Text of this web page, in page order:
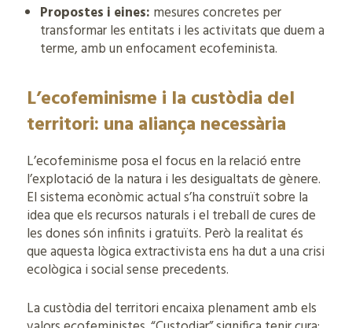
Propostes i eines: mesures concretes per
transformar les entitats i les activitats que duem a
terme, amb un enfocament ecofeminista.
L’ecofeminisme i la custòdia del
territori: una aliança necessària
L’ecofeminisme posa el focus en la relació entre
l’explotació de la natura i les desigualtats de gènere.
El sistema econòmic actual s’ha construït sobre la
idea que els recursos naturals i el treball de cures de
les dones són infinits i gratuïts. Però la realitat és
que aquesta lògica extractivista ens ha dut a una crisi
ecològica i social sense precedents.
La custòdia del territori encaixa plenament amb els